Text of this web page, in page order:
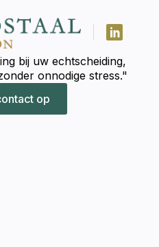
bij uw echtscheiding,
onnodige stress."
op